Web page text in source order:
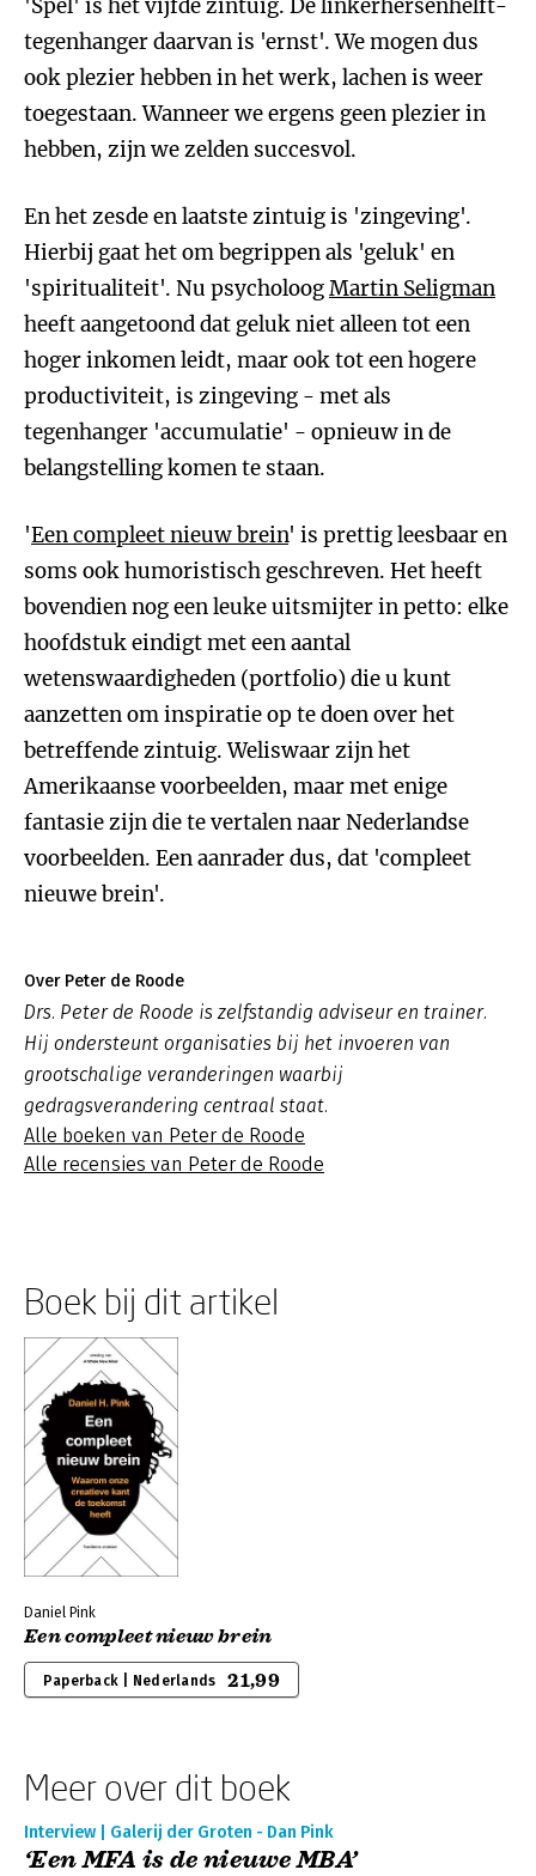
'Spel' is het vijfde zintuig. De linkerhersenhelft-
tegenhanger daarvan is 'ernst'. We mogen dus
ook plezier hebben in het werk, lachen is weer
toegestaan. Wanneer we ergens geen plezier in
hebben, zijn we zelden succesvol.
En het zesde en laatste zintuig is 'zingeving'.
Hierbij gaat het om begrippen als 'geluk' en
'spiritualiteit'. Nu psycholoogMartin Seligman
heeft aangetoond dat geluk niet alleen tot een
hoger inkomen leidt, maar ook tot een hogere
productiviteit, is zingeving - met als
tegenhanger 'accumulatie' - opnieuw in de
belangstelling komen te staan.
'Een compleet nieuw brein' is prettig leesbaar en
soms ook humoristisch geschreven. Het heeft
bovendien nog een leuke uitsmijter in petto: elke
hoofdstuk eindigt met een aantal
wetenswaardigheden (portfolio) die u kunt
aanzetten om inspiratie op te doen over het
betreffende zintuig. Weliswaar zijn het
Amerikaanse voorbeelden, maar met enige
fantasie zijn die te vertalen naar Nederlandse
voorbeelden. Een aanrader dus, dat 'compleet
nieuwe brein'.
Over Peter de Roode
Drs. Peter de Roode is zelfstandig adviseur en trainer.
Hij ondersteunt organisaties bij het invoeren van
grootschalige veranderingen waarbij
gedragsverandering centraal staat.
Alle boeken van Peter de Roode
Alle recensies van Peter de Roode
Boek bij dit artikel
Daniel Pink
Een compleet nieuw brein
Paperback | Nederlands 21,99
Meer over dit boek
Interview | Galerij der Groten - Dan Pink
‘Een MFA is de nieuwe MBA’